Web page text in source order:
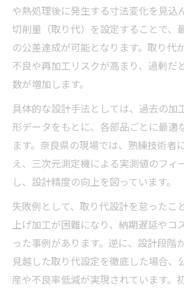
や熱処理後に発生する寸法変化を見込
切削量（取り代）を設定することで、
の公差達成が可能となります。取り代
不良や再加工リスクが高まり、過剰だ
数が増加します。
具体的な設計手法としては、過去の加
形データをもとに、各部品ごとに最適
ます。奈良県の現場では、熟練技術者
え、三次元測定機による実測値のフィ
し、設計精度の向上を図っています。
失敗例として、取り代設計を怠ったこ
上げ加工が困難になり、納期遅延やコ
った事例があります。逆に、設計段階
見越した取り代設定を徹底した場合、
産や不良率低減が実現されています。